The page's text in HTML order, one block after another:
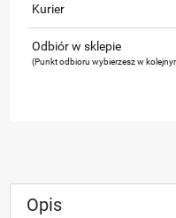
Kurier
Odbiór w sklepie
(Punkt odbioru wybierzesz w
Opis